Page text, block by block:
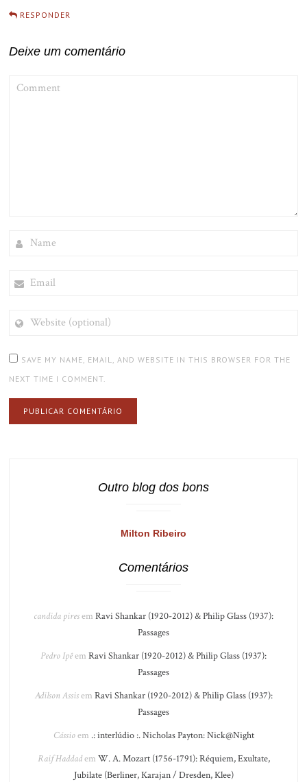
RESPONDER
Deixe um comentário
(OPTIONAL)
SAVE MY NAME, EMAIL, AND WEBSITE IN THIS BROWSER FOR THE
NEXT TIME I COMMENT.
Outro blog dos bons
Milton Ribeiro
Comentários
candida piresem Ravi Shankar (1920-2012) & Philip Glass (1937):
Passages
Pedro Ipêem Ravi Shankar (1920-2012) & Philip Glass (1937):
Passages
Adilson Assisem Ravi Shankar (1920-2012) & Philip Glass (1937):
Passages
Cássioem .: interlúdio :. Nicholas Payton: Nick@Night
Raif Haddadem W. A. Mozart (1756-1791): Réquiem, Exultate,
Jubilate (Berliner, Karajan / Dresden, Klee)